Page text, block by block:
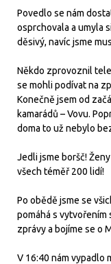
Povedlo se nám
osprchovala a umyla
děsivý, navíc jsme
Někdo zprovoznil
se mohli podívat na
Konečně jsem od
kamarádů – Vovu.
doma to už nebylo
Jedli jsme boršč!
všech téměř 200 lidí!
Po obědě jsme se
pomáhá s
zprávy a bojíme se o
V 16:40 nám vypadlo